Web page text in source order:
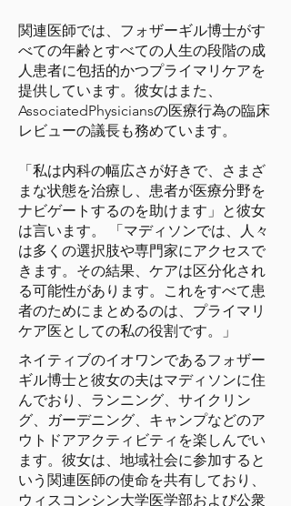
関連医師では、フォザーギル博士がす
べての年齢とすべての人生の段階の成
人患者に包括的かつプライマリケアを
提供しています。彼女はまた、
AssociatedPhysiciansの医療行為の臨床
レビューの議長も務めています。
「私は内科の幅広さが好きで、さまざ
まな状態を治療し、患者が医療分野を
ナビゲートするのを助けます」と彼女
は言います。 「マディソンでは、人々
は多くの選択肢や専門家にアクセスで
きます。その結果、ケアは区分化され
る可能性があります。これをすべて患
者のためにまとめるのは、プライマリ
ケア医としての私の役割です。」
ネイティブのイオワンであるフォザー
ギル博士と彼女の夫はマディソンに住
んでおり、ランニング、サイクリン
グ、ガーデニング、キャンプなどのア
ウトドアアクティビティを楽しんでい
ます。彼女は、地域社会に参加すると
いう関連医師の使命を共有しており、
ウィスコンシン大学医学部および公衆